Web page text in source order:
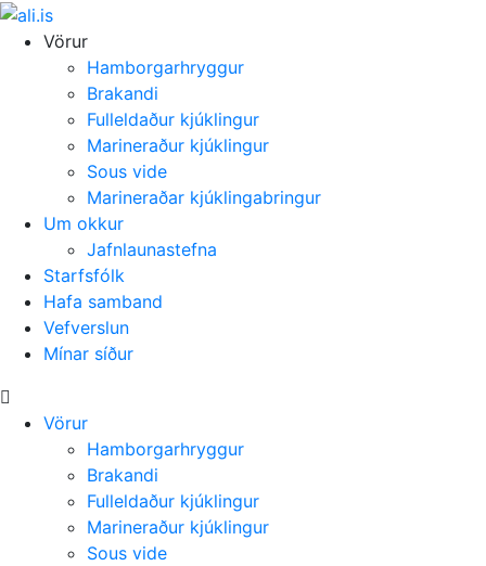
Vörur
Hamborgarhryggur
Brakandi
Fulleldaður kjúklingur
Marineraður kjúklingur
Sous vide
Marineraðar kjúklingabringur
Um okkur
Jafnlaunastefna
Starfsfólk
Hafa samband
Vefverslun
Mínar síður
Vörur
Hamborgarhryggur
Brakandi
Fulleldaður kjúklingur
Marineraður kjúklingur
Sous vide